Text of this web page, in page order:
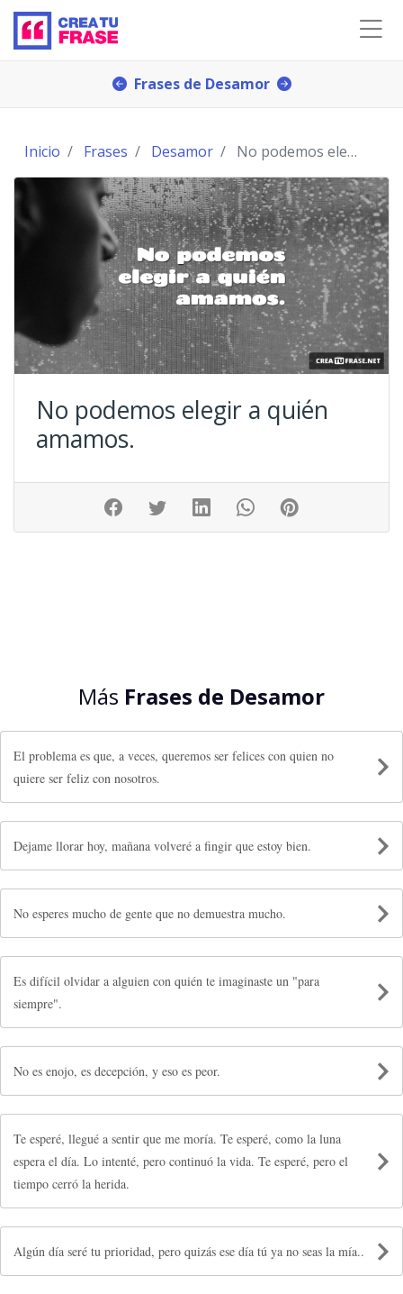
Frases de Desamor
Inicio Frases Desamor No podemos elegir a quién amamos.
No podemos elegir a quién
amamos.
Más Frases de Desamor
El problema es que, a veces, queremos ser felices con quien no
quiere ser feliz con nosotros.
Dejame llorar hoy, mañana volveré a fingir que estoy bien.
No esperes mucho de gente que no demuestra mucho.
Es difícil olvidar a alguien con quién te imaginaste un "para
siempre".
No es enojo, es decepción, y eso es peor.
Te esperé, llegué a sentir que me moría. Te esperé, como la luna
espera el día. Lo intenté, pero continuó la vida. Te esperé, pero el
tiempo cerró la herida.
Algún día seré tu prioridad, pero quizás ese día tú ya no seas la mía..